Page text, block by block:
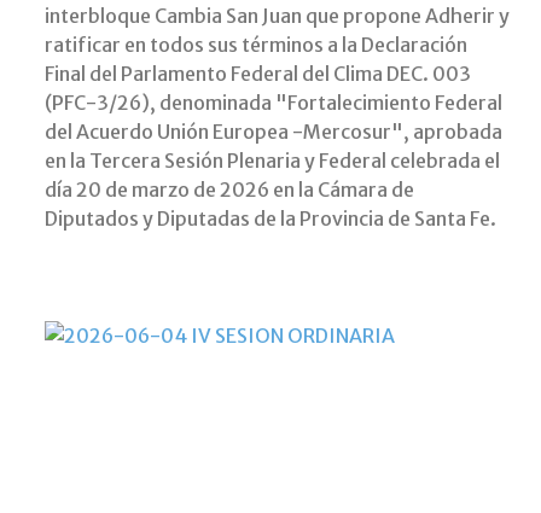
interbloque Cambia San Juan que propone Adherir y
ratificar en todos sus términos a la Declaración
Final del Parlamento Federal del Clima DEC. 003
(PFC-3/26), denominada "Fortalecimiento Federal
del Acuerdo Unión Europea -Mercosur", aprobada
en la Tercera Sesión Plenaria y Federal celebrada el
día 20 de marzo de 2026 en la Cámara de
Diputados y Diputadas de la Provincia de Santa Fe.